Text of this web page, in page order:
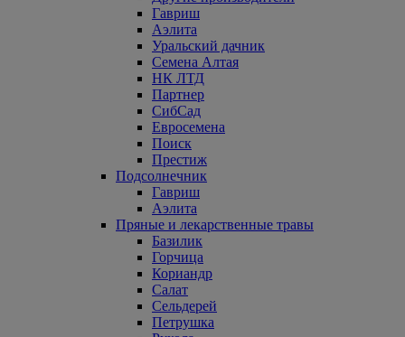
Гавриш
Аэлита
Уральский дачник
Семена Алтая
НК ЛТД
Партнер
СибСад
Евросемена
Поиск
Престиж
Подсолнечник
Гавриш
Аэлита
Пряные и лекарственные травы
Базилик
Горчица
Кориандр
Салат
Сельдерей
Петрушка